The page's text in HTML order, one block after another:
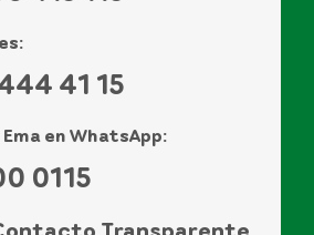
41 15
en WhatsApp:
0115
Transparente